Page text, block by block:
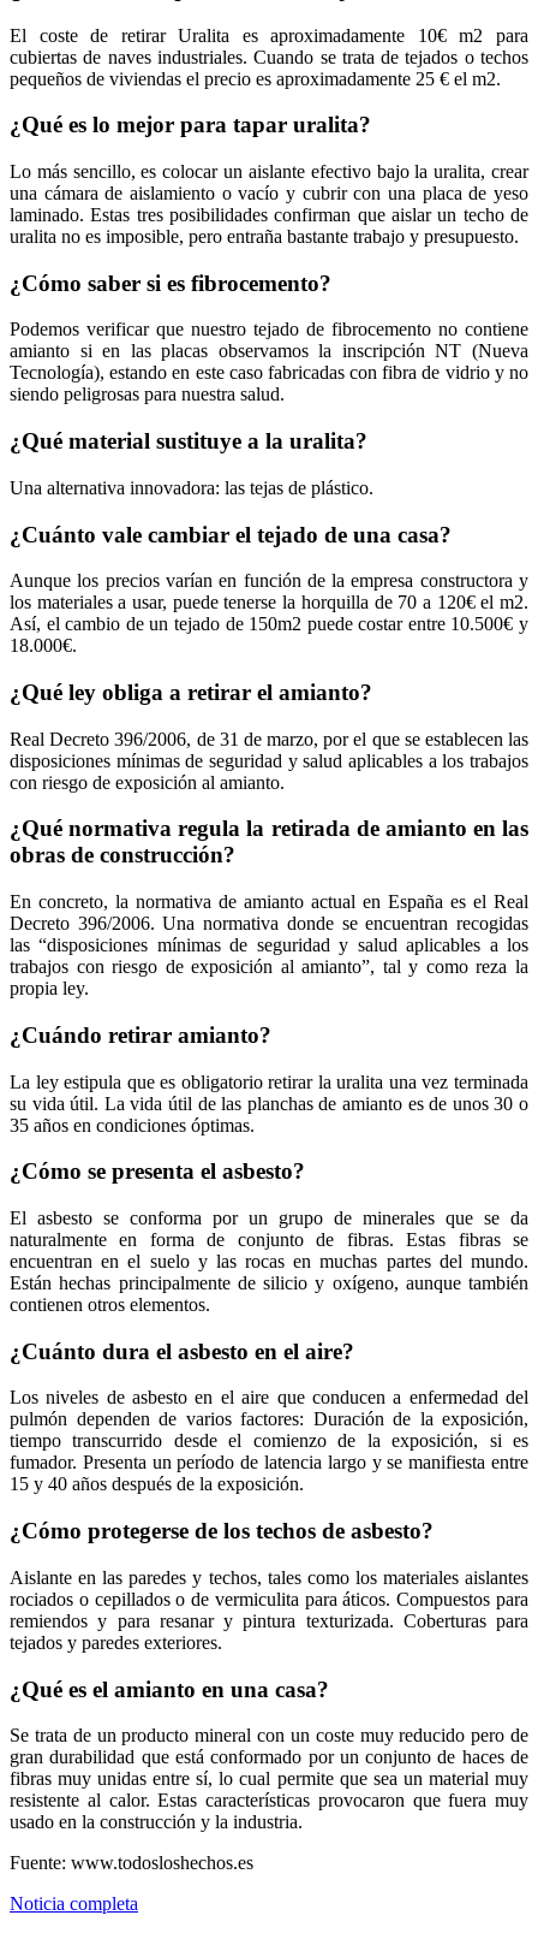
El coste de retirar Uralita es aproximadamente 10€ m2 para
cubiertas de naves industriales. Cuando se trata de tejados o techos
pequeños de viviendas el precio es aproximadamente 25 € el m2.
¿Qué es lo mejor para tapar uralita?
Lo más sencillo, es colocar un aislante efectivo bajo la uralita, crear
una cámara de aislamiento o vacío y cubrir con una placa de yeso
laminado. Estas tres posibilidades confirman que aislar un techo de
uralita no es imposible, pero entraña bastante trabajo y presupuesto.
¿Cómo saber si es fibrocemento?
Podemos verificar que nuestro tejado de fibrocemento no contiene
amianto si en las placas observamos la inscripción NT (Nueva
Tecnología), estando en este caso fabricadas con fibra de vidrio y no
siendo peligrosas para nuestra salud.
¿Qué material sustituye a la uralita?
Una alternativa innovadora: las tejas de plástico.
¿Cuánto vale cambiar el tejado de una casa?
Aunque los precios varían en función de la empresa constructora y
los materiales a usar, puede tenerse la horquilla de 70 a 120€ el m2.
Así, el cambio de un tejado de 150m2 puede costar entre 10.500€ y
18.000€.
¿Qué ley obliga a retirar el amianto?
Real Decreto 396/2006, de 31 de marzo, por el que se establecen las
disposiciones mínimas de seguridad y salud aplicables a los trabajos
con riesgo de exposición al amianto.
¿Qué normativa regula la retirada de amianto en las
obras de construcción?
En concreto, la normativa de amianto actual en España es el Real
Decreto 396/2006. Una normativa donde se encuentran recogidas
las “disposiciones mínimas de seguridad y salud aplicables a los
trabajos con riesgo de exposición al amianto”, tal y como reza la
propia ley.
¿Cuándo retirar amianto?
La ley estipula que es obligatorio retirar la uralita una vez terminada
su vida útil. La vida útil de las planchas de amianto es de unos 30 o
35 años en condiciones óptimas.
¿Cómo se presenta el asbesto?
El asbesto se conforma por un grupo de minerales que se da
naturalmente en forma de conjunto de fibras. Estas fibras se
encuentran en el suelo y las rocas en muchas partes del mundo.
Están hechas principalmente de silicio y oxígeno, aunque también
contienen otros elementos.
¿Cuánto dura el asbesto en el aire?
Los niveles de asbesto en el aire que conducen a enfermedad del
pulmón dependen de varios factores: Duración de la exposición,
tiempo transcurrido desde el comienzo de la exposición, si es
fumador. Presenta un período de latencia largo y se manifiesta entre
15 y 40 años después de la exposición.
¿Cómo protegerse de los techos de asbesto?
Aislante en las paredes y techos, tales como los materiales aislantes
rociados o cepillados o de vermiculita para áticos. Compuestos para
remiendos y para resanar y pintura texturizada. Coberturas para
tejados y paredes exteriores.
¿Qué es el amianto en una casa?
Se trata de un producto mineral con un coste muy reducido pero de
gran durabilidad que está conformado por un conjunto de haces de
fibras muy unidas entre sí, lo cual permite que sea un material muy
resistente al calor. Estas características provocaron que fuera muy
usado en la construcción y la industria.
Fuente: www.todosloshechos.es
Noticia completa